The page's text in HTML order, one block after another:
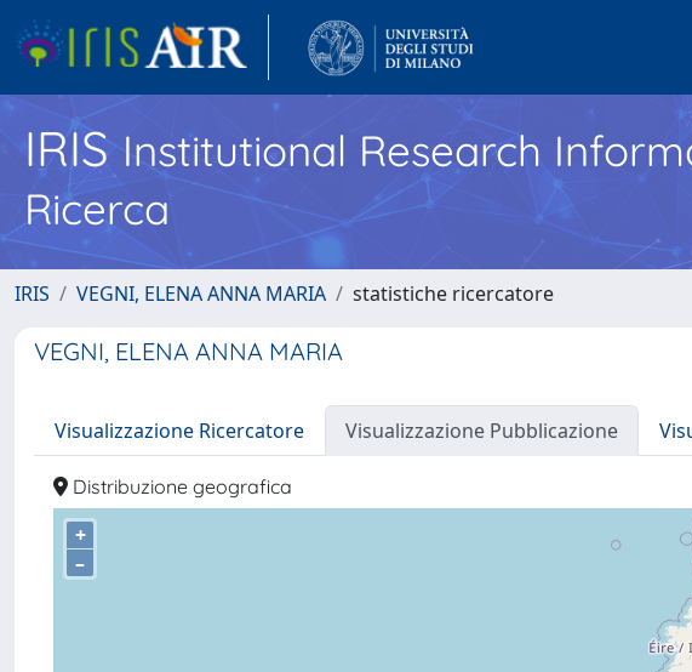
IRISInstitutional Research
Ricerca
IRIS VEGNI, ELENA ANNA MARIA statistiche ricercatore
VEGNI, ELENA ANNA MARIA
Visualizzazione Ricercatore Visualizzazione Pubblicazione
Distribuzione geografica
+
–